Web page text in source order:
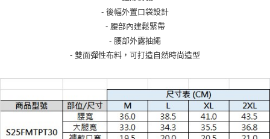
- 後幅外置口袋設計
- 腰部內建鬆緊帶
- 腰部外露抽繩
- 雙面彈性布料，可打造自然時尚造型